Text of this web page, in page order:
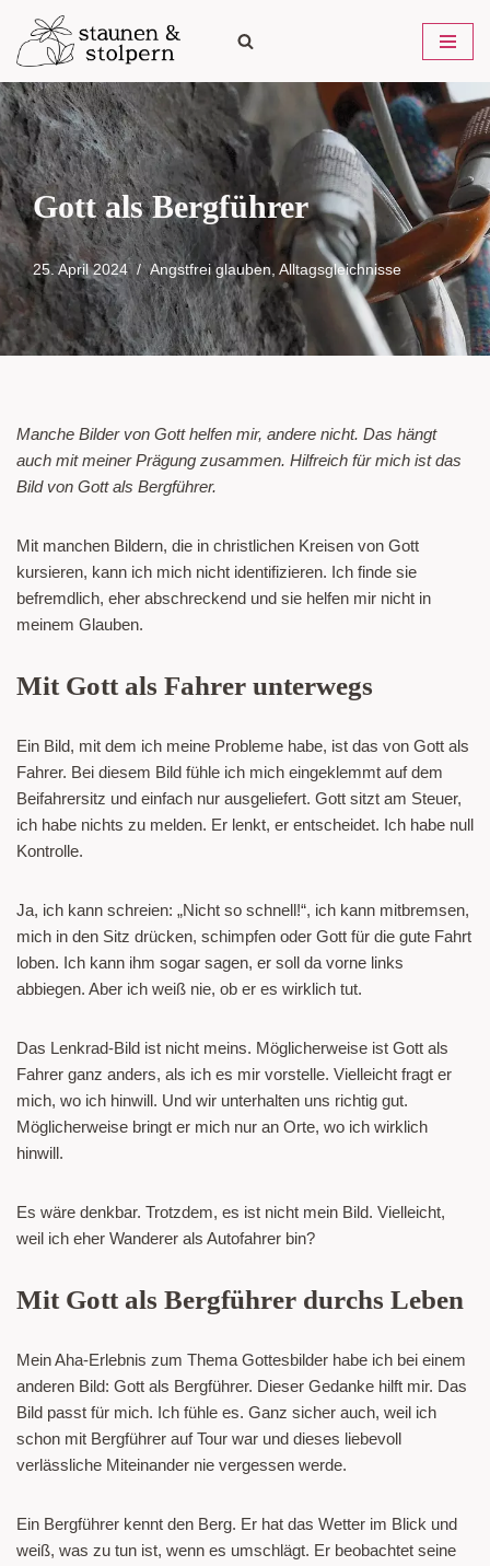
Zum
Inhalt
springen
Gott als Bergführer
25. April 2024 Angstfrei glauben, Alltagsgleichnisse
Manche Bilder von Gott helfen mir, andere nicht. Das hängt
auch mit meiner Prägung zusammen. Hilfreich für mich ist das
Bild von Gott als Bergführer.
Mit manchen Bildern, die in christlichen Kreisen von Gott
kursieren, kann ich mich nicht identifizieren. Ich finde sie
befremdlich, eher abschreckend und sie helfen mir nicht in
meinem Glauben.
Mit Gott als Fahrer unterwegs
Ein Bild, mit dem ich meine Probleme habe, ist das von Gott als
Fahrer. Bei diesem Bild fühle ich mich eingeklemmt auf dem
Beifahrersitz und einfach nur ausgeliefert. Gott sitzt am Steuer,
ich habe nichts zu melden. Er lenkt, er entscheidet. Ich habe null
Kontrolle.
Ja, ich kann schreien: „Nicht so schnell!“, ich kann mitbremsen,
mich in den Sitz drücken, schimpfen oder Gott für die gute Fahrt
loben. Ich kann ihm sogar sagen, er soll da vorne links
abbiegen. Aber ich weiß nie, ob er es wirklich tut.
Das Lenkrad-Bild ist nicht meins. Möglicherweise ist Gott als
Fahrer ganz anders, als ich es mir vorstelle. Vielleicht fragt er
mich, wo ich hinwill. Und wir unterhalten uns richtig gut.
Möglicherweise bringt er mich nur an Orte, wo ich wirklich
hinwill.
Es wäre denkbar. Trotzdem, es ist nicht mein Bild. Vielleicht,
weil ich eher Wanderer als Autofahrer bin?
Mit Gott als Bergführer durchs Leben
Mein Aha-Erlebnis zum Thema Gottesbilder habe ich bei einem
anderen Bild: Gott als Bergführer. Dieser Gedanke hilft mir. Das
Bild passt für mich. Ich fühle es. Ganz sicher auch, weil ich
schon mit Bergführer auf Tour war und dieses liebevoll
verlässliche Miteinander nie vergessen werde.
Ein Bergführer kennt den Berg. Er hat das Wetter im Blick und
weiß, was zu tun ist, wenn es umschlägt. Er beobachtet seine